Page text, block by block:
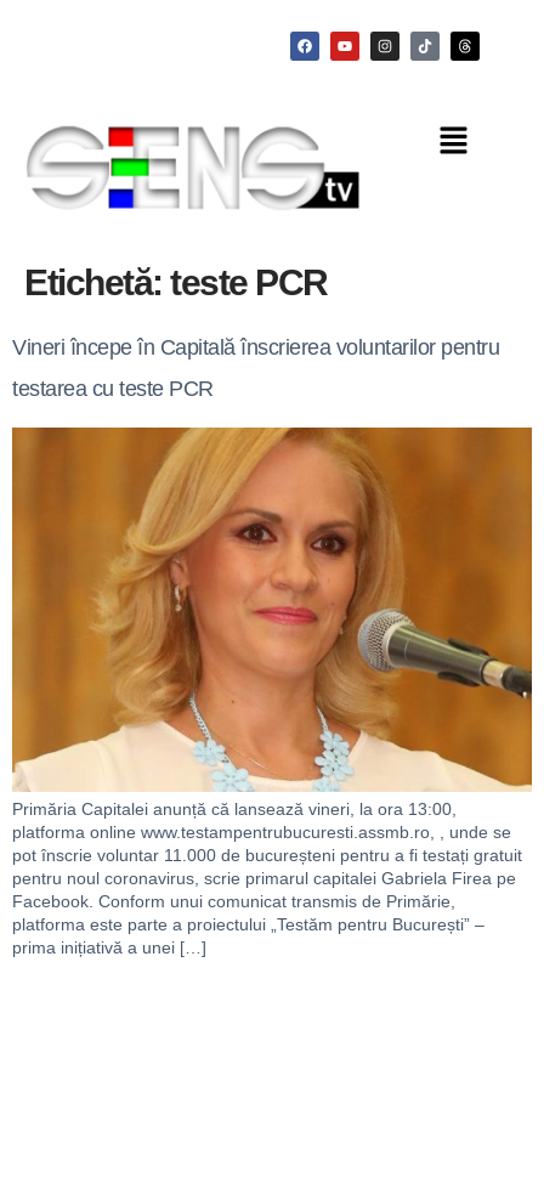
Etichetă: teste PCR
Vineri începe în Capitală înscrierea voluntarilor pentru
testarea cu teste PCR
Primăria Capitalei anunță că lansează vineri, la ora 13:00,
platforma online www.testampentrubucuresti.assmb.ro, , unde se
pot înscrie voluntar 11.000 de bucureșteni pentru a fi testați gratuit
pentru noul coronavirus, scrie primarul capitalei Gabriela Firea pe
Facebook. Conform unui comunicat transmis de Primărie,
platforma este parte a proiectului „Testăm pentru București” –
prima inițiativă a unei […]